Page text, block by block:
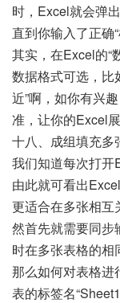
时，Excel就会弹
直到你输入了正确
其实，在Excel的“
数据格式可选，比
近”啊，如你有兴
准，让你的Excel
十八、成组填充多
我们知道每次打开
由此就可看出
更适合在多张相互
然首先就需要同步
时在多张表格的相
那么如何对表格进
表的标签名